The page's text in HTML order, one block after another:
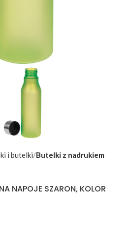
i butelki Butelki z nadrukiem
NAPOJE SZARON, KOLOR